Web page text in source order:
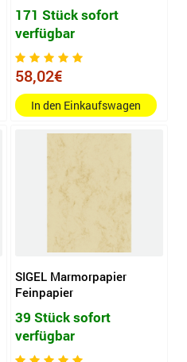
171 Stück sofort
verfügbar
58,02€
In den Einkaufswagen
SIGEL Marmorpapier
Feinpapier
39 Stück sofort
verfügbar